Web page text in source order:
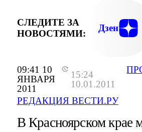
09:41 10
ЯНВАРЯ
2011
15:24
10.01.2011
РЕДАКЦИЯ ВЕСТИ.РУ
СЛЕДИТЕ ЗА
НОВОСТЯМИ:
Дзен
В Красноярском крае